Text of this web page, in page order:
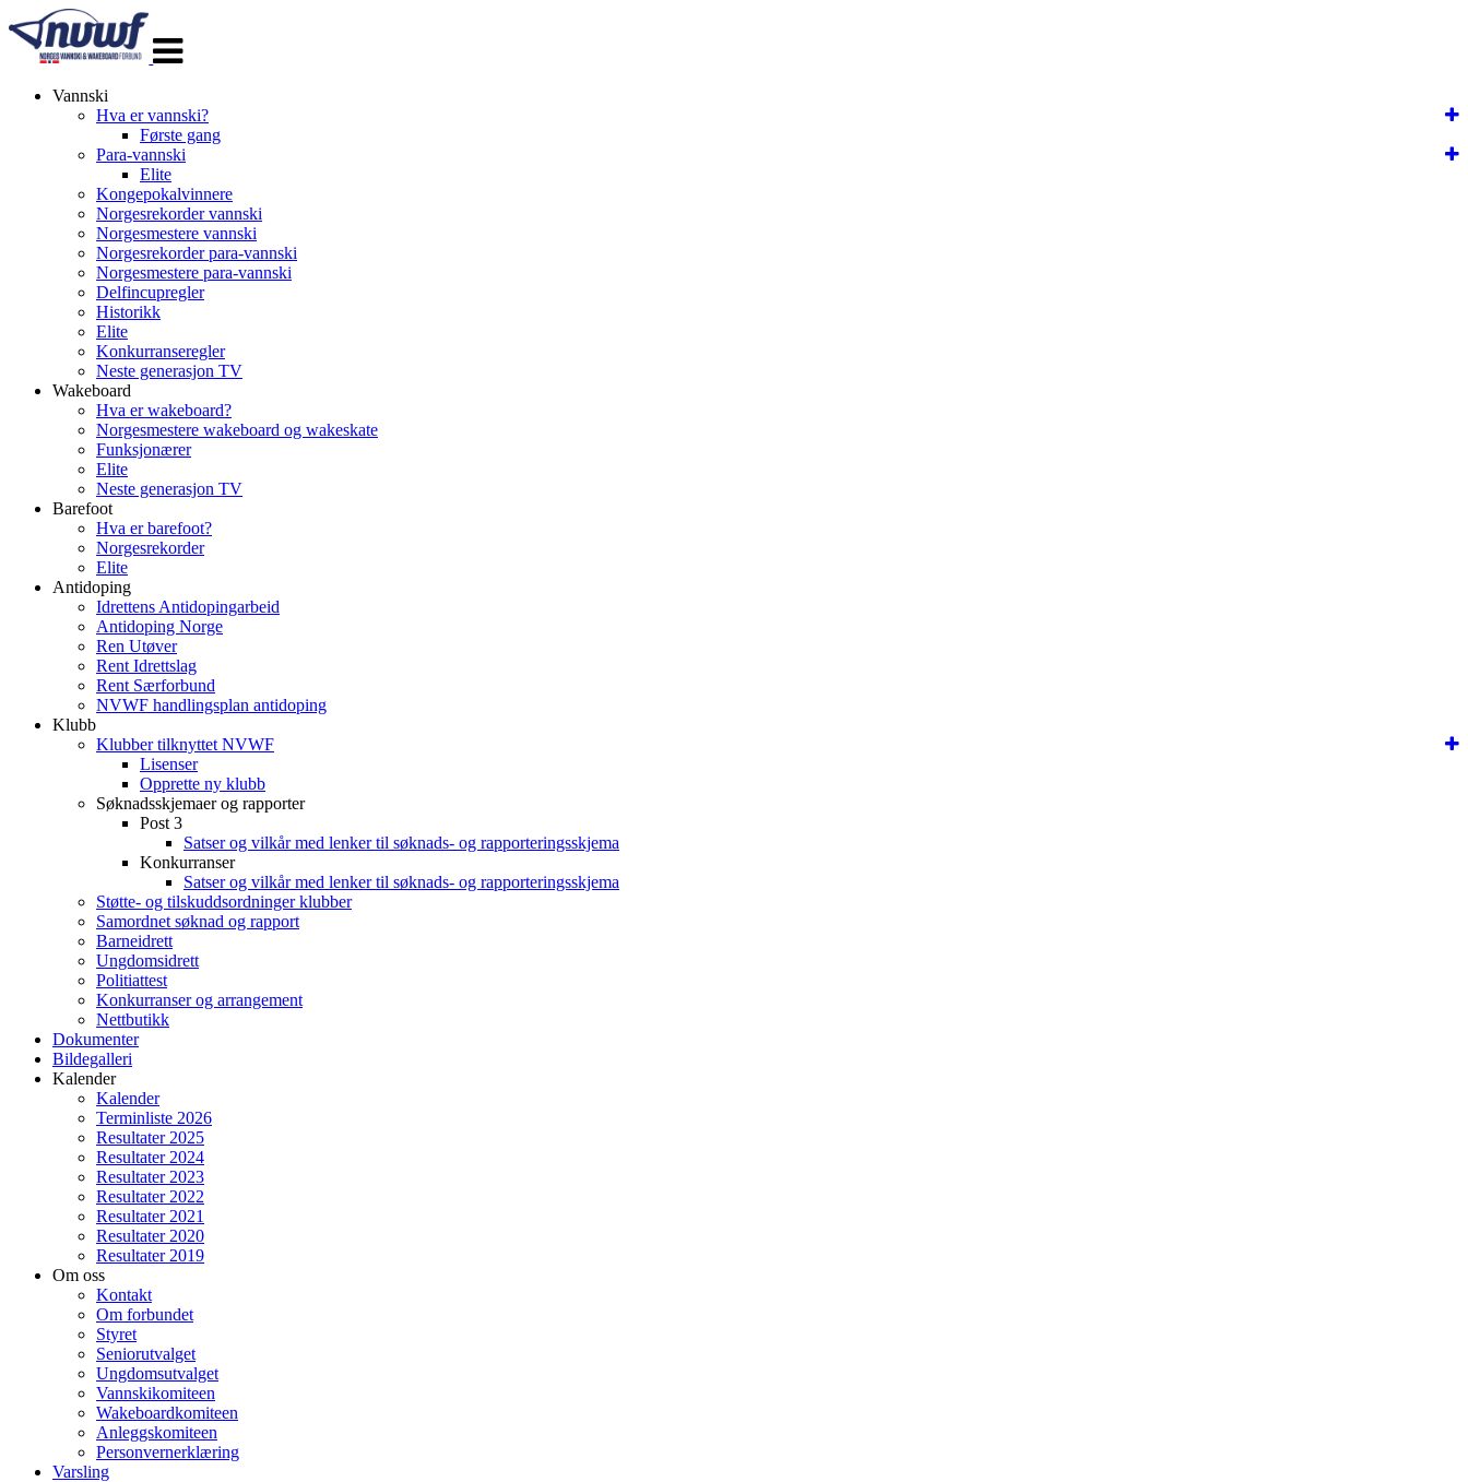
navigasjon
Vannski
Hva er vannski?
Første gang
Para-vannski
Elite
Kongepokalvinnere
Norgesrekorder vannski
Norgesmestere vannski
Norgesrekorder para-vannski
Norgesmestere para-vannski
Delfincupregler
Historikk
Elite
Konkurranseregler
Neste generasjon TV
Wakeboard
Hva er wakeboard?
Norgesmestere wakeboard og wakeskate
Funksjonærer
Elite
Neste generasjon TV
Barefoot
Hva er barefoot?
Norgesrekorder
Elite
Antidoping
Idrettens Antidopingarbeid
Antidoping Norge
Ren Utøver
Rent Idrettslag
Rent Særforbund
NVWF handlingsplan antidoping
Klubb
Klubber tilknyttet NVWF
Lisenser
Opprette ny klubb
Søknadsskjemaer og rapporter
Post 3
Satser og vilkår med lenker til søknads- og rapporteringsskjema
Konkurranser
Satser og vilkår med lenker til søknads- og rapporteringsskjema
Støtte- og tilskuddsordninger klubber
Samordnet søknad og rapport
Barneidrett
Ungdomsidrett
Politiattest
Konkurranser og arrangement
Nettbutikk
Dokumenter
Bildegalleri
Kalender
Kalender
Terminliste 2026
Resultater 2025
Resultater 2024
Resultater 2023
Resultater 2022
Resultater 2021
Resultater 2020
Resultater 2019
Om oss
Kontakt
Om forbundet
Styret
Seniorutvalget
Ungdomsutvalget
Vannskikomiteen
Wakeboardkomiteen
Anleggskomiteen
Personvernerklæring
Varsling